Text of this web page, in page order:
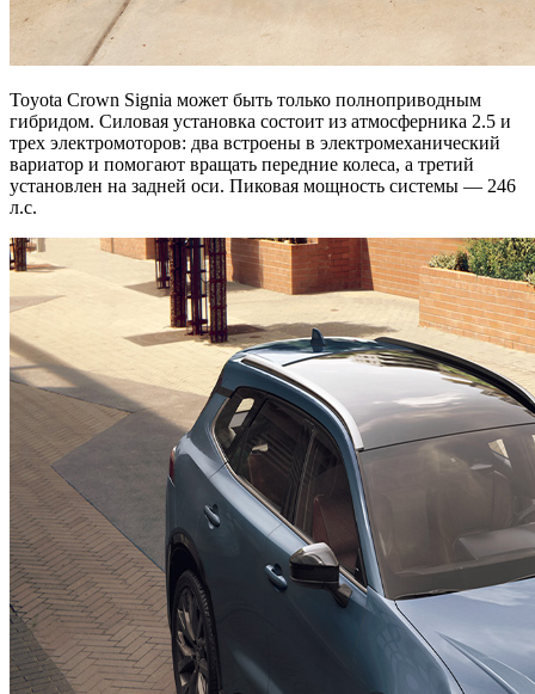
Toyota Crown Signia может быть только полноприводным
гибридом. Силовая установка состоит из атмосферника 2.5 и
трех электромоторов: два встроены в электромеханический
вариатор и помогают вращать передние колеса, а третий
установлен на задней оси. Пиковая мощность системы — 246
л.с.